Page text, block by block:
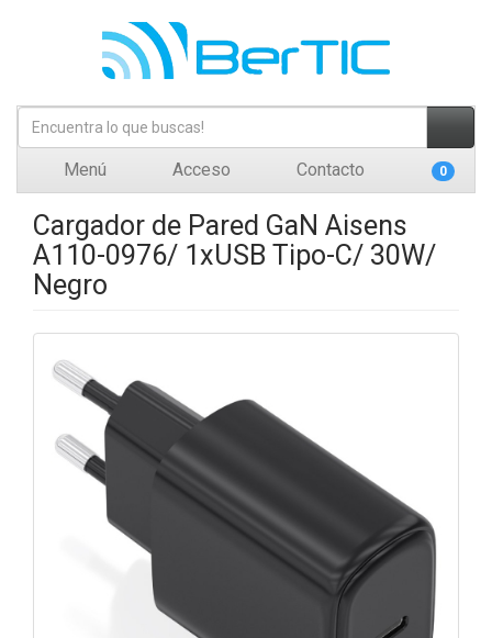
Menú Acceso Contacto 0
Cargador de Pared GaN Aisens
A110-0976/ 1xUSB Tipo-C/ 30W/
Negro